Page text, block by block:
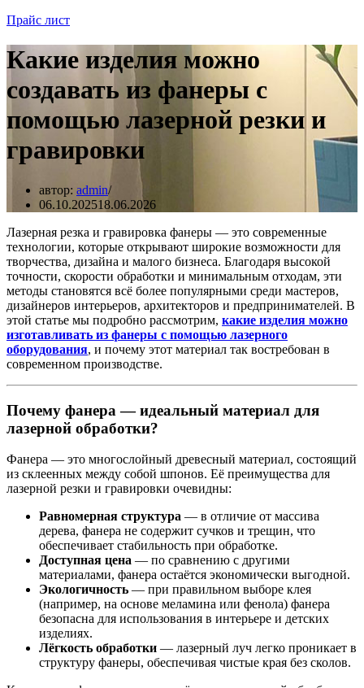
Прайс лист
Какие изделия можно
создавать из фанеры с
помощью лазерной резки и
гравировки
автор: admin
06.10.202518.06.2026
Лазерная резка и гравировка фанеры — это современные
технологии, которые открывают широкие возможности для
творчества, дизайна и малого бизнеса. Благодаря высокой
точности, скорости обработки и минимальным отходам, эти
методы становятся всё более популярными среди мастеров,
дизайнеров интерьеров, архитекторов и предпринимателей. В
этой статье мы подробно рассмотрим, какие изделия можно
изготавливать из фанеры с помощью лазерного
оборудования, и почему этот материал так востребован в
современном производстве.
Почему фанера — идеальный материал для
лазерной обработки?
Фанера — это многослойный древесный материал, состоящий
из склеенных между собой шпонов. Её преимущества для
лазерной резки и гравировки очевидны:
Равномерная структура — в отличие от массива
дерева, фанера не содержит сучков и трещин, что
обеспечивает стабильность при обработке.
Доступная цена — по сравнению с другими
материалами, фанера остаётся экономически выгодной.
Экологичность — при правильном выборе клея
(например, на основе меламина или фенола) фанера
безопасна для использования в интерьере и детских
изделиях.
Лёгкость обработки — лазерный луч легко проникает в
структуру фанеры, обеспечивая чистые края без сколов.